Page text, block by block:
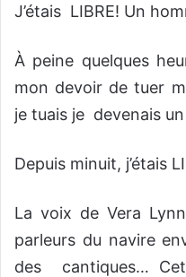
J’étais LIBRE! Un
À peine quelques
mon devoir de tuer
je tuais je devenais
Depuis minuit, j’étais
La voix de Vera
parleurs du navire
des cantiques…